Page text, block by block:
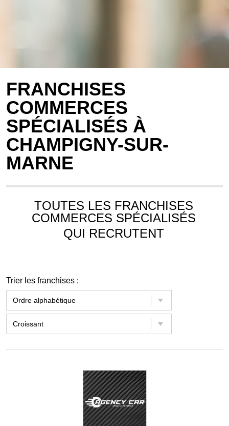
FRANCHISES
COMMERCES
SPÉCIALISÉS À
CHAMPIGNY-SUR-
MARNE
TOUTES LES FRANCHISES
COMMERCES SPÉCIALISÉS
QUI RECRUTENT
Trier les franchises :